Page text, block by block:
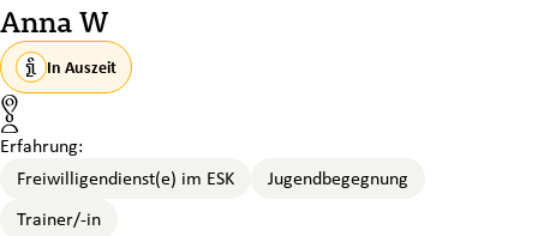
Anna W
In Auszeit
Standort
Erfahrung:
Freiwilligendienst(e) im ESK
Jugendbegegnung
Trainer/-in